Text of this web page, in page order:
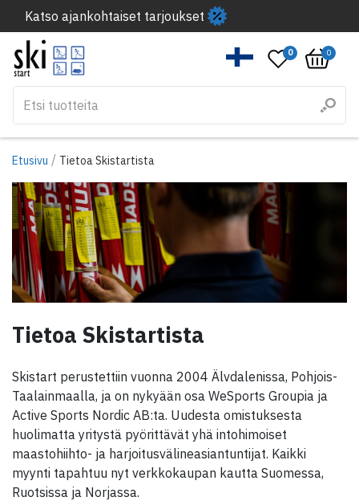
Katso ajankohtaiset tarjoukset
0 0
Etusivu / Tietoa Skistartista
Tietoa Skistartista
Skistart perustettiin vuonna 2004 Älvdalenissa, Pohjois-
Taalainmaalla, ja on nykyään osa WeSports Groupia ja
Active Sports Nordic AB:ta. Uudesta omistuksesta
huolimatta yritystä pyörittävät yhä intohimoiset
maastohiihto- ja harjoitusvälineasiantuntijat. Kaikki
myynti tapahtuu nyt verkkokaupan kautta Suomessa,
Ruotsissa ja Norjassa.